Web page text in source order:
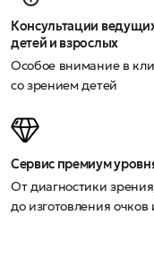
Консультации
детей и взрослых
Особое внимание в
со зрением детей
Сервис премиум
От диагностики
до изготовления